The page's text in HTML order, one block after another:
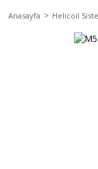
Anasayfa Helicoil